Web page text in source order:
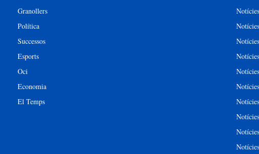
Granollers
Política
Successos
Esports
Oci
Economia
El Temps